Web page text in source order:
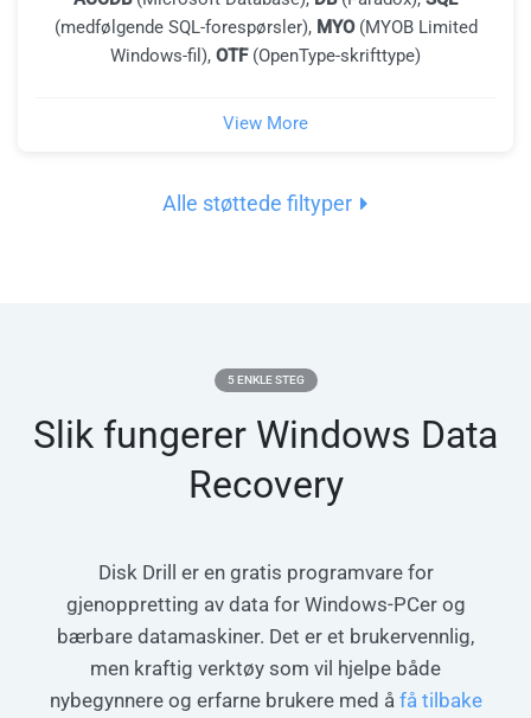
(medfølgende SQL-forespørsler), MYO(MYOB Limited
Windows-fil), OTF(OpenType-skrifttype)
View More
Alle støttede filtyper
5 ENKLE STEG
Slik fungerer Windows Data
Recovery
Disk Drill er en gratis programvare for
gjenoppretting av data for Windows-PCer og
bærbare datamaskiner. Det er et brukervennlig,
men kraftig verktøy som vil hjelpe både
nybegynnere og erfarne brukere med å få tilbake